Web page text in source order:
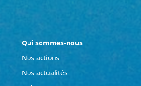
Qui sommes-nous
Nos actions
Nos actualités